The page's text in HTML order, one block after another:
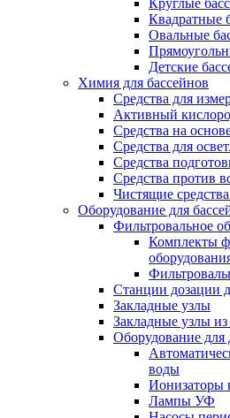
Квадратные
Овальные
Детские
Химия для бассейнов
Средства для
Активный
Средства на
Средства для
Средства
Средства против
Чистящие
Оборудование для
Фильтровальное
Комплекты
Станции дозации
Закладные узлы
Закладные узлы
Оборудование
воды
Ионизаторы
Лампы УФ